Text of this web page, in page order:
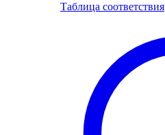
Таблица соответствия